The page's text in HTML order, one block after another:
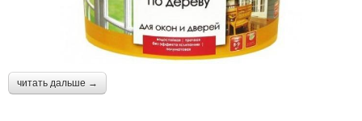
читать дальше →